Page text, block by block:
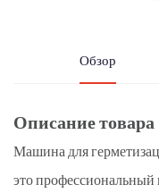
Обзор
Описание товара
Машина для
это